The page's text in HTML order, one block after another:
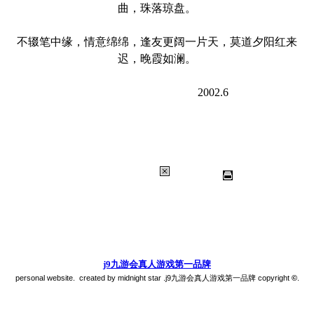
曲，珠落琼盘。
不辍笔中缘，情意绵绵，逢友更阔一片天，莫道夕阳红来
迟，晚霞如澜。
2002.6
j9九游会真人游戏第一品牌
personal website. created by midnight star .j9九游会真人游戏第一品牌 copyright ©.